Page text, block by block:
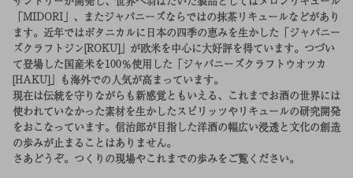
「MIDORI」、またジャパニーズならではの抹茶リキュールなどがあり
ます。近年ではボタニカルに日本の四季の恵みを生かした「ジャパニー
ズクラフトジン[ROKU]」が欧米を中心に大好評を得ています。つづい
て登場した国産米を100％使用した「ジャパニーズクラフトウオツカ
[HAKU]」も海外での人気が高まっています。
現在は伝統を守りながらも新感覚ともいえる、これまでお酒の世界には
使われていなかった素材を生かしたスピリッツやリキュールの研究開発
をおこなっています。信治郎が目指した洋酒の幅広い浸透と文化の創造
の歩みが止まることはありません。
さあどうぞ。つくりの現場やこれまでの歩みをご覧ください。